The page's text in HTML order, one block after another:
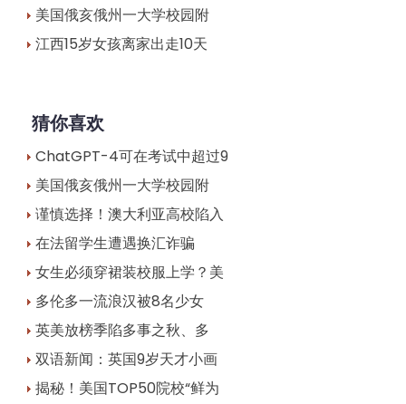
美国俄亥俄州一大学校园附
江西15岁女孩离家出走10天
猜你喜欢
ChatGPT-4可在考试中超过9
美国俄亥俄州一大学校园附
谨慎选择！澳大利亚高校陷入
在法留学生遭遇换汇诈骗
女生必须穿裙装校服上学？美
多伦多一流浪汉被8名少女
英美放榜季陷多事之秋、多
双语新闻：英国9岁天才小画
揭秘！美国TOP50院校“鲜为